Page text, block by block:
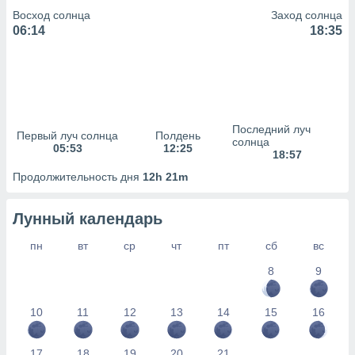
доступ
выбора
Восход солнца
06:14
Заход солнца
18:35
Первый луч солнца
05:53
Полдень
12:25
Последний луч
солнца
18:57
Продолжительность дня 12h 21m
Лунный календарь
пн вт ср чт пт сб
вс
8
9
10 11 12 13 14 15 16